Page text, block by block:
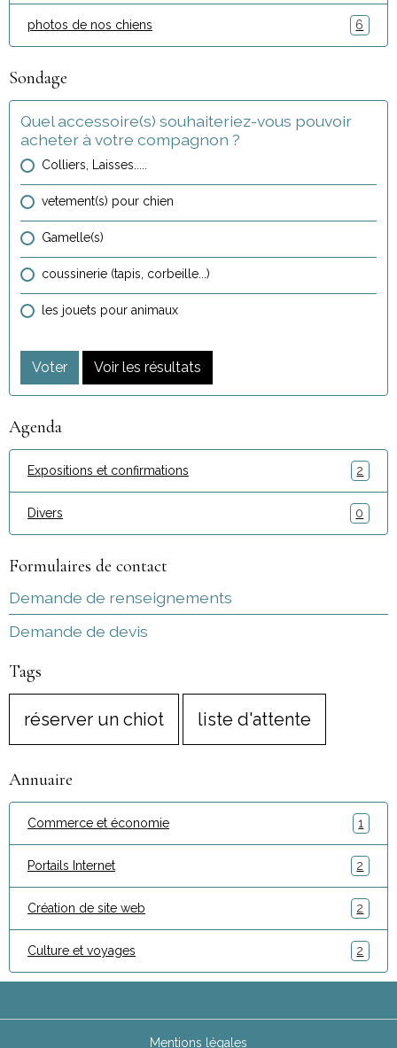
photos de nos chiens 6
Sondage
Quel accessoire(s) souhaiteriez-vous pouvoir
acheter à votre compagnon ?
Colliers, Laisses.....
vetement(s) pour chien
Gamelle(s)
coussinerie (tapis, corbeille...)
les jouets pour animaux
Voter Voir les résultats
Agenda
Expositions et confirmations 2
Divers 0
Formulaires de contact
Demande de renseignements
Demande de devis
Tags
réserver un chiot liste d'attente
Annuaire
Commerce et économie 1
Portails Internet 2
Création de site web 2
Culture et voyages 2
Mentions légales